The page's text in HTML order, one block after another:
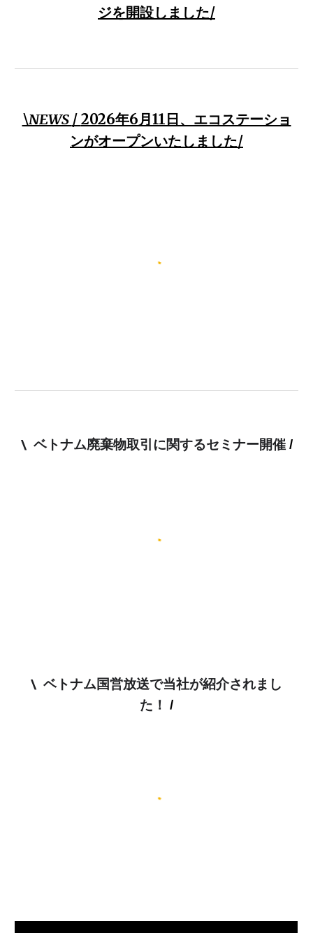
ジを開設しました/
\NEWS / 2026年6月11日、エコステーショ
ンがオープンいたしました/
\ ベトナム廃棄物取引に関するセミナー開催/
\ ベトナム国営放送で当社が紹介されまし
た！ /